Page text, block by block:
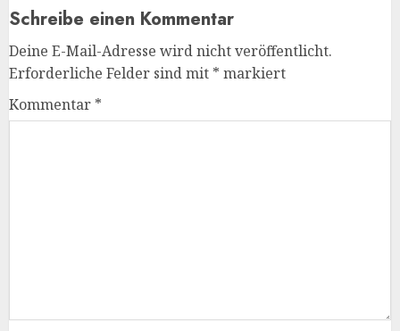
Schreibe einen Kommentar
Deine E-Mail-Adresse wird nicht veröffentlicht.
Erforderliche Felder sind mit * markiert
Kommentar *